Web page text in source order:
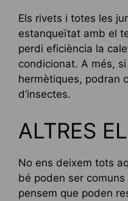
Els rivets i totes les
estanqueïtat amb el
perdi eficiència la
condicionat. A més,
hermètiques, podran
d’insectes.
ALTRES
No ens deixem tots
bé poden ser
pensem que poden